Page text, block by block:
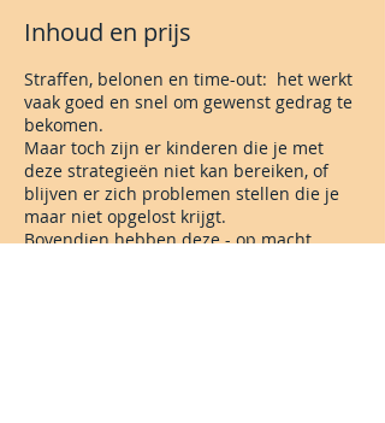
Inhoud en prijs
Straffen, belonen en time-out: het werkt
vaak goed en snel om gewenst gedrag te
bekomen.
Maar toch zijn er kinderen die je met
deze strategieën niet kan bereiken, of
blijven er zich problemen stellen die je
maar niet opgelost krijgt.
Bovendien hebben deze - op macht